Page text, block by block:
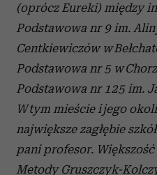
(oprócz Eureki) między
Podstawowa nr 9 im.
Centkiewiczów w
Podstawowa nr 5 w
Podstawowa nr 125 im.
W tym mieście i jego
największe zagłębie
pani profesor.
Metody Gruszczyk-